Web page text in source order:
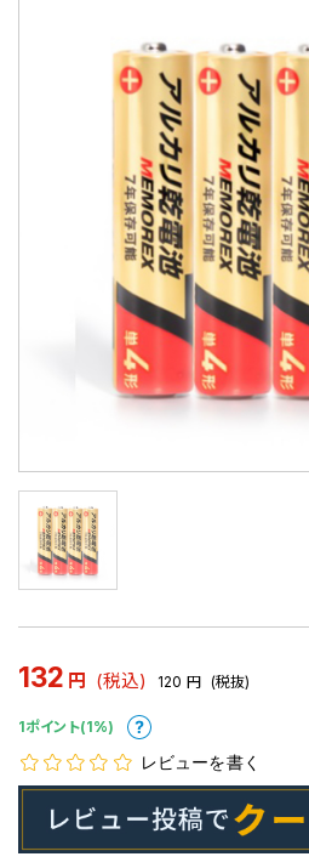
132 円 (税込) 120 円 (税抜)
1ポイント(1%)
レビューを書く